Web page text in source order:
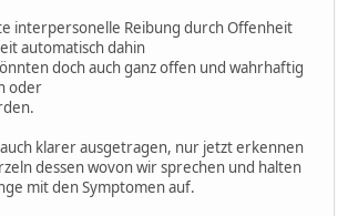
interpersonelle Reibung durch Offenheit
automatisch dahin
doch auch ganz offen und wahrhaftig
oder
klarer ausgetragen, nur jetzt erkennen
dessen wovon wir sprechen und halten
mit den Symptomen auf.